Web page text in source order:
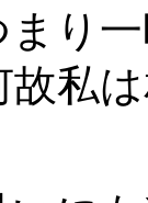
り
私